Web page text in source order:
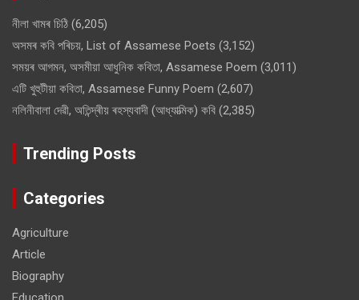
নীলা খামৰ চিঠি (6,205)
অসমৰ কবি পৰিচয়, List of Assamese Poets (3,152)
সময়ৰ আগমন, অসমীয়া আধুনিক কবিতা, Assamese Poem (3,011)
এটি খুহুটীয়া কবিতা, Assamese Funny Poem (2,607)
নলিনীবালা দেৱী, অতিন্দ্ৰীয় ৰহস্যবাদী (আধ্যাত্মিক) কবি (2,385)
Trending Posts
Categories
Agriculture
Article
Biography